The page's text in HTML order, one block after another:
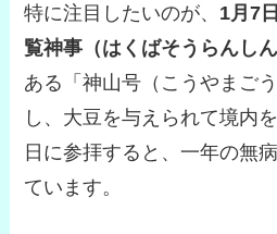
特に注目したいのが、 1月7
覧神事（はくばそうらんしん
ある「神山号（こうやまご
し、大豆を与えられて境内
日に参拝すると、一年の無
ています。